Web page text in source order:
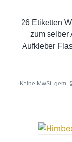
26 Etiketten
zum selber
Aufkleber
Keine MwSt. gem.